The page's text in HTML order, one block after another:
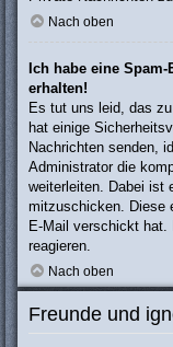
Nach oben
Ich habe eine
erhalten!
Es tut uns leid, das
hat einige
Nachrichten senden,
Administrator die
weiterleiten. Dabei ist
mitzuschicken. Diese
E-Mail verschickt hat.
reagieren.
Nach oben
Freunde und